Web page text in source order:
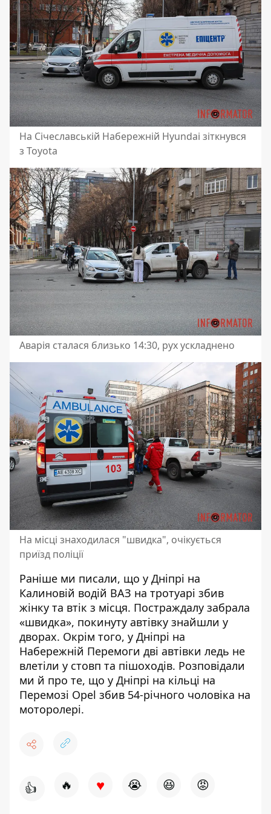
На Січеславській Набережній Hyundai зіткнувся
з Toyota
Аварія сталася близько 14:30, рух ускладнено
На місці знаходилася "швидка", очікується
приїзд поліції
Раніше ми писали, що у Дніпрі на
Калиновій водій ВАЗ на тротуарі збив
жінку та втік з місця. Постраждалу забрала
«швидка», покинуту автівку знайшли у
дворах. Окрім того, у Дніпрі на
Набережній Перемоги дві автівки ледь не
влетіли у стовп та пішоходів. Розповідали
ми й про те, що у Дніпрі на кільці на
Перемозі Opel збив 54-річного чоловіка на
моторолері.
👍 🔥 ♥ 😭 😆 😡